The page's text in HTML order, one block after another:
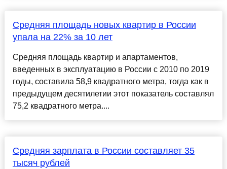
Средняя площадь новых квартир в России
упала на 22% за 10 лет
Средняя площадь квартир и апартаментов,
введенных в эксплуатацию в России с 2010 по 2019
годы, составила 58,9 квадратного метра, тогда как в
предыдущем десятилетии этот показатель составлял
75,2 квадратного метра....
Средняя зарплата в России составляет 35
тысяч рублей